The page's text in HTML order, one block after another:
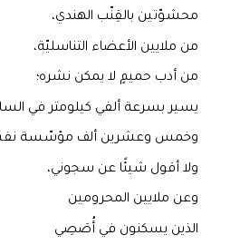
محشوّتين بالقِنّب الهندي،
من ملايين الأعضاء التناسليّة،
من أدب حميمٍ لا يمكن نشره؛
يسير بسرعة ألفي كيلومتر في
وخمس وعشرين ألف مؤسّسة
ولا أقول شيئًا عن سجوني،
وعن ملايين المحرومين
الذين يسكنون في أُصَصِي